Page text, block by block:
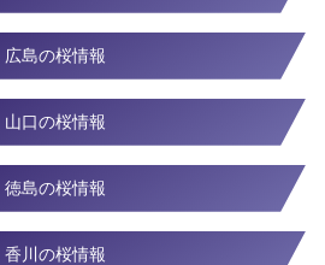
広島の桜情報
山口の桜情報
徳島の桜情報
香川の桜情報